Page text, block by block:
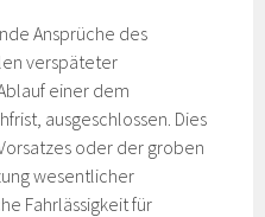
Ansprüche des
verspäteter
einer dem
ausgeschlossen. Dies
oder der groben
wesentlicher
Fahrlässigkeit für